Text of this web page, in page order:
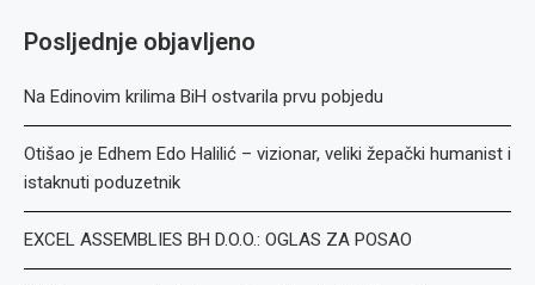
Posljednje objavljeno
Na Edinovim krilima BiH ostvarila prvu pobjedu
Otišao je Edhem Edo Halilić – vizionar, veliki žepački humanist i
istaknuti poduzetnik
EXCEL ASSEMBLIES BH D.O.O.: OGLAS ZA POSAO